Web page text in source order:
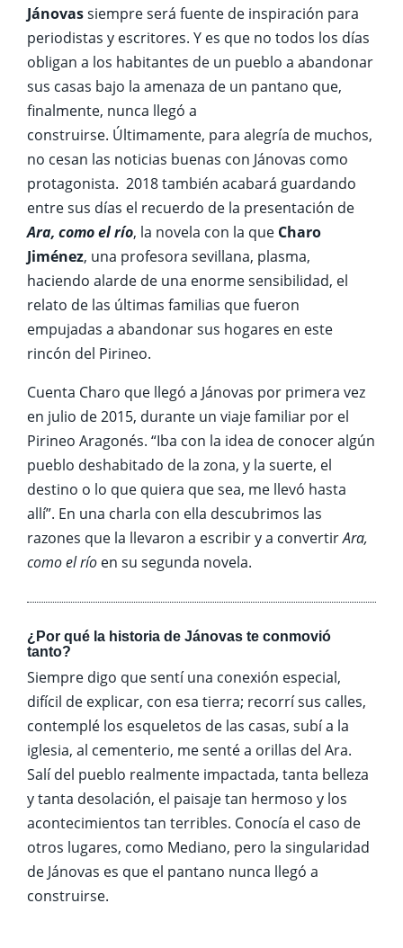
Jánovassiempre será fuente de inspiración para
periodistas y escritores. Y es que no todos los días
obligan a los habitantes de un pueblo a abandonar
sus casas bajo la amenaza de un pantano que,
finalmente, nunca llegó a
construirse. Últimamente, para alegría de muchos,
no cesan las noticias buenas con Jánovas como
protagonista. 2018 también acabará guardando
entre sus días el recuerdo de la presentación de
Ara, como el río, la novela con la que Charo
Jiménez, una profesora sevillana, plasma,
haciendo alarde de una enorme sensibilidad, el
relato de las últimas familias que fueron
empujadas a abandonar sus hogares en este
rincón del Pirineo.
Cuenta Charo que llegó a Jánovas por primera vez
en julio de 2015, durante un viaje familiar por el
Pirineo Aragonés. “Iba con la idea de conocer algún
pueblo deshabitado de la zona, y la suerte, el
destino o lo que quiera que sea, me llevó hasta
allí”. En una charla con ella descubrimos las
razones que la llevaron a escribir y a convertirAra,
como el río en su segunda novela.
¿Por qué la historia de Jánovas te conmovió
tanto?
Siempre digo que sentí una conexión especial,
difícil de explicar, con esa tierra; recorrí sus calles,
contemplé los esqueletos de las casas, subí a la
iglesia, al cementerio, me senté a orillas del Ara.
Salí del pueblo realmente impactada, tanta belleza
y tanta desolación, el paisaje tan hermoso y los
acontecimientos tan terribles. Conocía el caso de
otros lugares, como Mediano, pero la singularidad
de Jánovas es que el pantano nunca llegó a
construirse.